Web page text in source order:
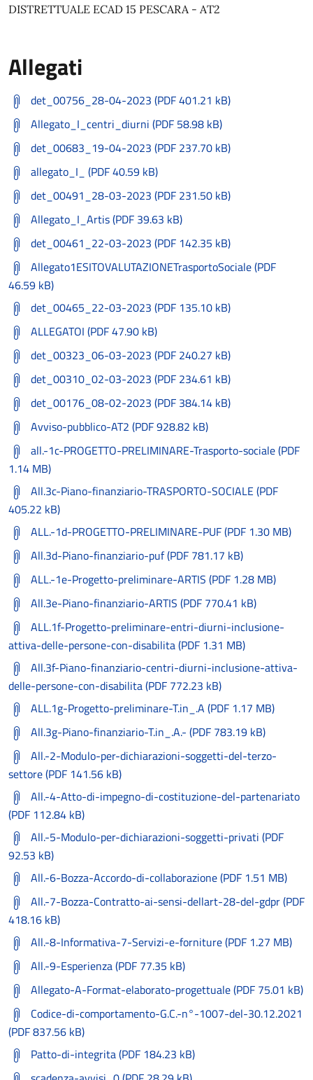
DISTRETTUALE ECAD 15 PESCARA - AT2
Allegati
det_00756_28-04-2023 (PDF 401.21 kB)
Allegato_I_centri_diurni (PDF 58.98 kB)
det_00683_19-04-2023 (PDF 237.70 kB)
allegato_I_ (PDF 40.59 kB)
det_00491_28-03-2023 (PDF 231.50 kB)
Allegato_I_Artis (PDF 39.63 kB)
det_00461_22-03-2023 (PDF 142.35 kB)
Allegato1ESITOVALUTAZIONETrasportoSociale (PDF
46.59 kB)
det_00465_22-03-2023 (PDF 135.10 kB)
ALLEGATOI (PDF 47.90 kB)
det_00323_06-03-2023 (PDF 240.27 kB)
det_00310_02-03-2023 (PDF 234.61 kB)
det_00176_08-02-2023 (PDF 384.14 kB)
Avviso-pubblico-AT2 (PDF 928.82 kB)
all.-1c-PROGETTO-PRELIMINARE-Trasporto-sociale (PDF
1.14 MB)
All.3c-Piano-finanziario-TRASPORTO-SOCIALE (PDF
405.22 kB)
ALL.-1d-PROGETTO-PRELIMINARE-PUF (PDF 1.30 MB)
All.3d-Piano-finanziario-puf (PDF 781.17 kB)
ALL.-1e-Progetto-preliminare-ARTIS (PDF 1.28 MB)
All.3e-Piano-finanziario-ARTIS (PDF 770.41 kB)
ALL.1f-Progetto-preliminare-entri-diurni-inclusione-
attiva-delle-persone-con-disabilita (PDF 1.31 MB)
All.3f-Piano-finanziario-centri-diurni-inclusione-attiva-
delle-persone-con-disabilita (PDF 772.23 kB)
ALL.1g-Progetto-preliminare-T.in_.A (PDF 1.17 MB)
All.3g-Piano-finanziario-T.in_.A.- (PDF 783.19 kB)
All.-2-Modulo-per-dichiarazioni-soggetti-del-terzo-
settore (PDF 141.56 kB)
All.-4-Atto-di-impegno-di-costituzione-del-partenariato
(PDF 112.84 kB)
All.-5-Modulo-per-dichiarazioni-soggetti-privati (PDF
92.53 kB)
All.-6-Bozza-Accordo-di-collaborazione (PDF 1.51 MB)
All.-7-Bozza-Contratto-ai-sensi-dellart-28-del-gdpr (PDF
418.16 kB)
All.-8-Informativa-7-Servizi-e-forniture (PDF 1.27 MB)
All.-9-Esperienza (PDF 77.35 kB)
Allegato-A-Format-elaborato-progettuale (PDF 75.01 kB)
Codice-di-comportamento-G.C.-n°-1007-del-30.12.2021
(PDF 837.56 kB)
Patto-di-integrita (PDF 184.23 kB)